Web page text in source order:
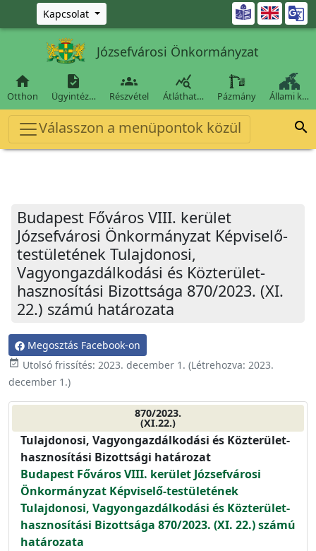
Ugrás a fő tartalomra
Kapcsolat 
Józsefvárosi Önkormányzat

Otthon

Ügyintéz…

Részvétel

Átláthat… Pázmány Állami k…
Válasszon a menüpontok közül 
Budapest Főváros VIII. kerület
Józsefvárosi Önkormányzat Képviselő-
testületének Tulajdonosi,
Vagyongazdálkodási és Közterület-
hasznosítási Bizottsága 870/2023. (XI.
22.) számú határozata
Megosztás Facebook-on
event_available Utolsó frissítés: 2023. december 1. (Létrehozva: 2023.
december 1.)
870/2023.
(XI.22.)
Tulajdonosi, Vagyongazdálkodási és Közterület-
hasznosítási Bizottsági határozat
Budapest Főváros VIII. kerület Józsefvárosi
Önkormányzat Képviselő-testületének
Tulajdonosi, Vagyongazdálkodási és Közterület-
hasznosítási Bizottsága 870/2023. (XI. 22.) számú
határozata